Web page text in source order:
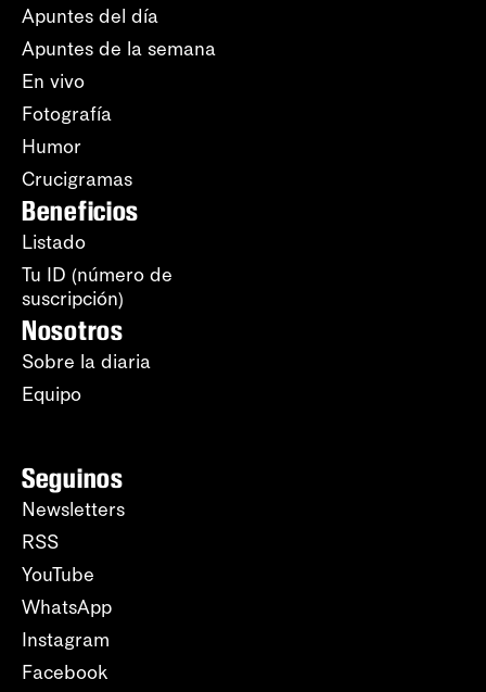
Apuntes del día
Apuntes de la semana
En vivo
Fotografía
Humor
Crucigramas
Beneficios
Listado
Tu ID (número de
suscripción)
Nosotros
Sobre la diaria
Equipo
Seguinos
Newsletters
RSS
YouTube
WhatsApp
Instagram
Facebook